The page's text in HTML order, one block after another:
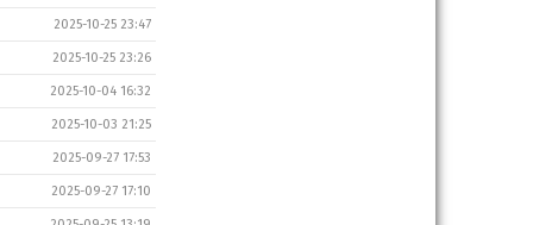
2025-10-25 23:47
2025-10-25 23:26
2025-10-04 16:32
2025-10-03 21:25
2025-09-27 17:53
2025-09-27 17:10